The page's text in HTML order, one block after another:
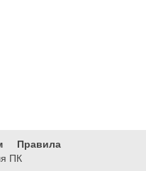
Правила
ПК